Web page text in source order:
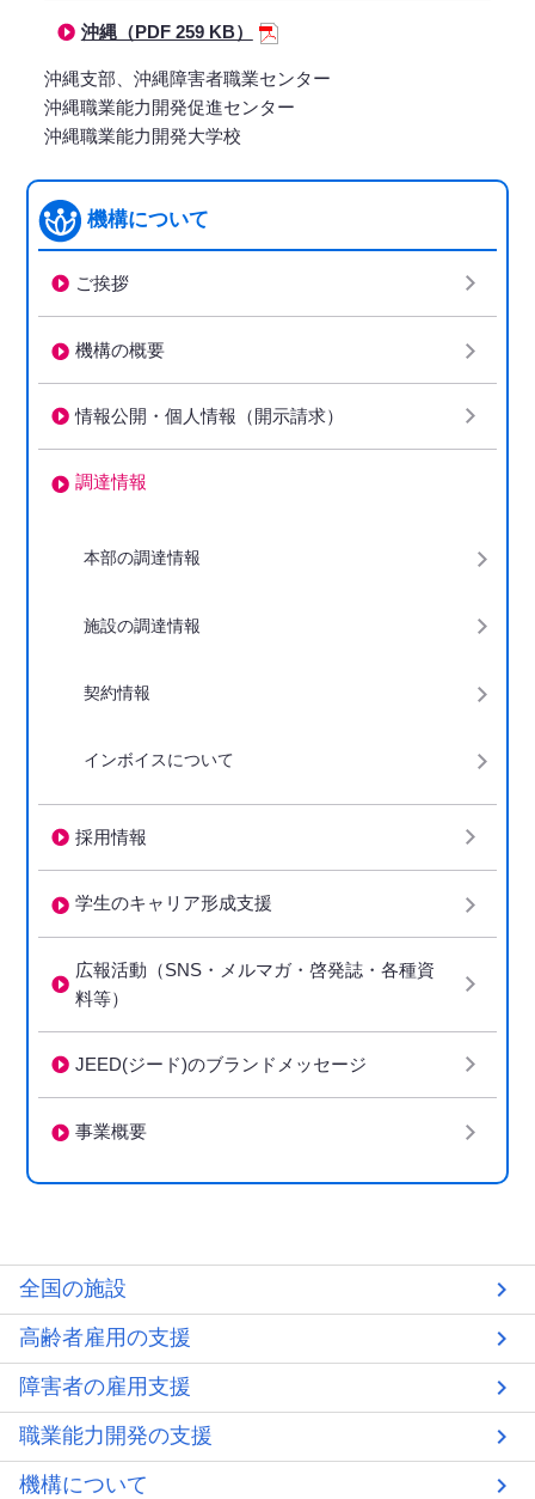
沖縄（PDF 259 KB）
沖縄支部、沖縄障害者職業センター
沖縄職業能力開発促進センター
沖縄職業能力開発大学校
機構について
ご挨拶
機構の概要
情報公開・個人情報（開示請求）
調達情報
本部の調達情報
施設の調達情報
契約情報
インボイスについて
採用情報
学生のキャリア形成支援
広報活動（SNS・メルマガ・啓発誌・各種資
料等）
JEED(ジード)のブランドメッセージ
事業概要
全国の施設
高齢者雇用の支援
障害者の雇用支援
職業能力開発の支援
機構について